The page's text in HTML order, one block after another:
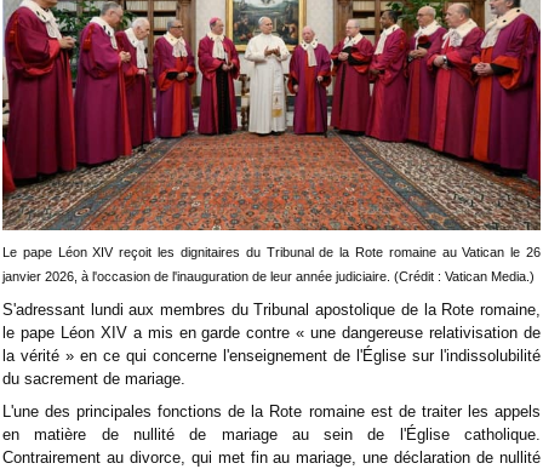
Le pape Léon XIV reçoit les dignitaires du Tribunal de la Rote romaine au Vatican le 26
janvier 2026, à l'occasion de l'inauguration de leur année judiciaire. (Crédit : Vatican Media.)
S'adressant lundi aux membres du Tribunal apostolique de la Rote romaine,
le pape Léon XIV a mis en garde contre « une dangereuse relativisation de
la vérité » en ce qui concerne l'enseignement de l'Église sur l'indissolubilité
du sacrement de mariage.
L'une des principales fonctions de la Rote romaine est de traiter les appels
en matière de nullité de mariage au sein de l'Église catholique.
Contrairement au divorce, qui met fin au mariage, une déclaration de nullité